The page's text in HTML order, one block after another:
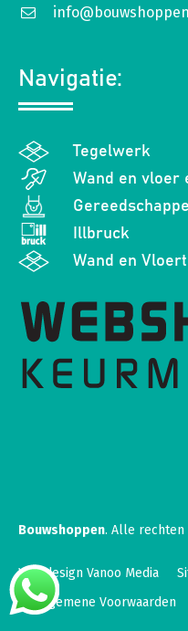
Navigatie:
Tegelwerk
Wand en vloer
Illbruck
Wand en
Bouwshoppen. Alle rechten
Webdesign Vanoo Media
Algemene Voorwaarden